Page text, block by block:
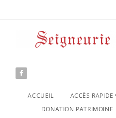
ACCUEIL ACCÈS RAPIDE
DONATION PATRIMOINE